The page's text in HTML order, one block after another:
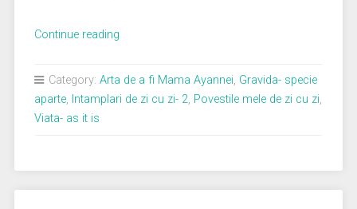
Continue reading„Frați
devenire”
Category: Arta de a fi Mama Ayannei, Gravida- specie
aparte, Intamplari de zi cu zi- 2, Povestile mele de zi cu zi,
Viata- as it is